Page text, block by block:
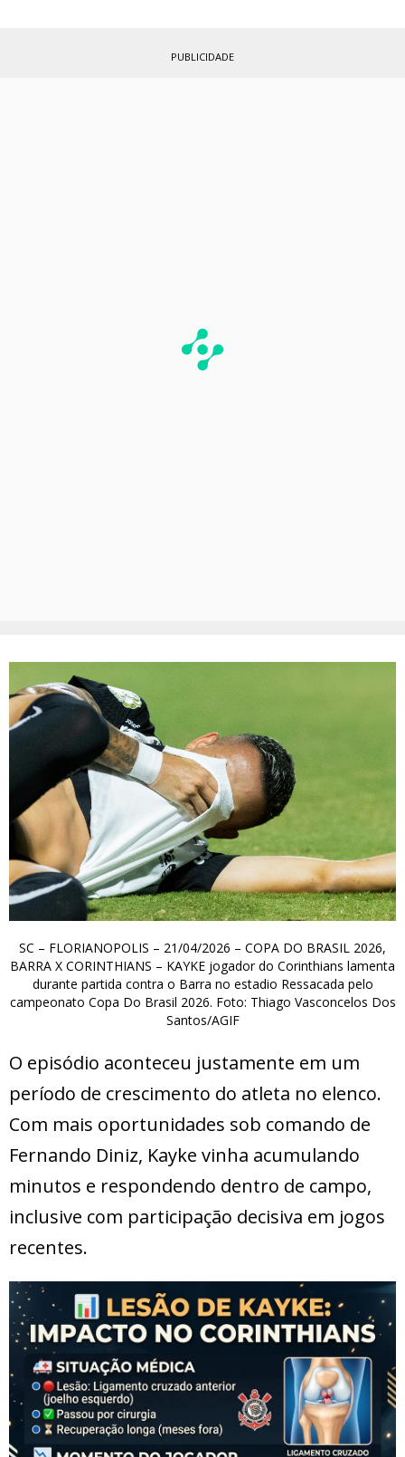
PUBLICIDADE
SC – FLORIANOPOLIS – 21/04/2026 – COPA DO BRASIL 2026,
BARRA X CORINTHIANS – KAYKE jogador do Corinthians lamenta
durante partida contra o Barra no estadio Ressacada pelo
campeonato Copa Do Brasil 2026. Foto: Thiago Vasconcelos Dos
Santos/AGIF
O episódio aconteceu justamente em um
período de crescimento do atleta no elenco.
Com mais oportunidades sob comando de
Fernando Diniz, Kayke vinha acumulando
minutos e respondendo dentro de campo,
inclusive com participação decisiva em jogos
recentes.